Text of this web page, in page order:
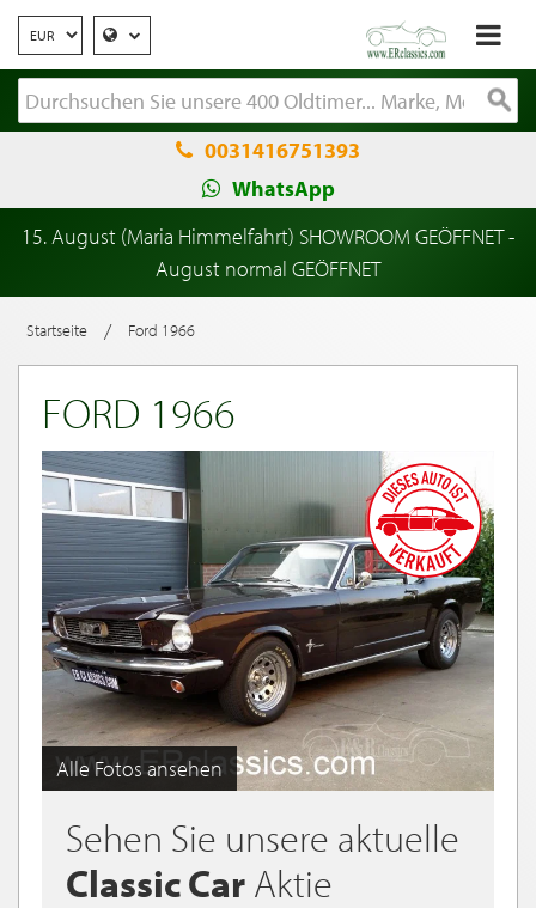
0031416751393
WhatsApp
15. August (Maria Himmelfahrt) SHOWROOM GEÖFFNET -
August normal GEÖFFNET
Startseite / Ford 1966
FORD 1966
Alle Fotos ansehen
Sehen Sie unsere aktuelle
Classic Car Aktie